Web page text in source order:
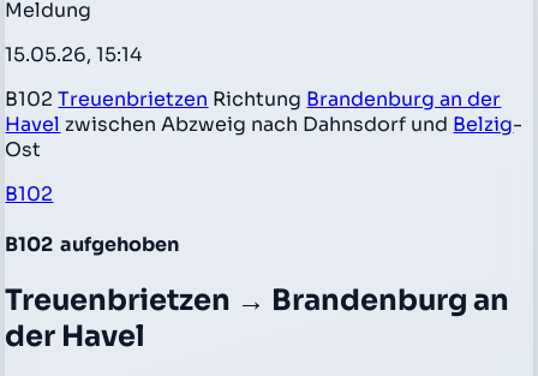
Meldung
15.05.26, 15:14
B102Treuenbrietzen Richtung Brandenburg an der
Havel zwischen Abzweig nach Dahnsdorf und Belzig-
Ost
B102
B102 aufgehoben
Treuenbrietzen → Brandenburg an
der Havel